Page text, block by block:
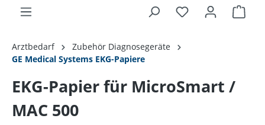
Arztbedarf
Zubehör Diagnosegeräte
GE Medical Systems EKG-Papiere
EKG-Papier für MicroSmart /
MAC 500